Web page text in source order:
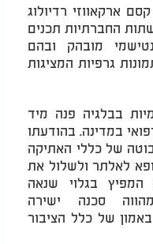
ארקאווזי רדיולוג
החברתיות תכנים
מובהק ובהם
גרפיות המציגות
בבלגיה פנה מיד
במדינה. בהודעתו
של כללי האתיקה
לאלתר ולשלול את
המפיץ בגלוי שנאה
סכנה ישירה
של כלל הציבור